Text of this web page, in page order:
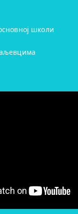
школи